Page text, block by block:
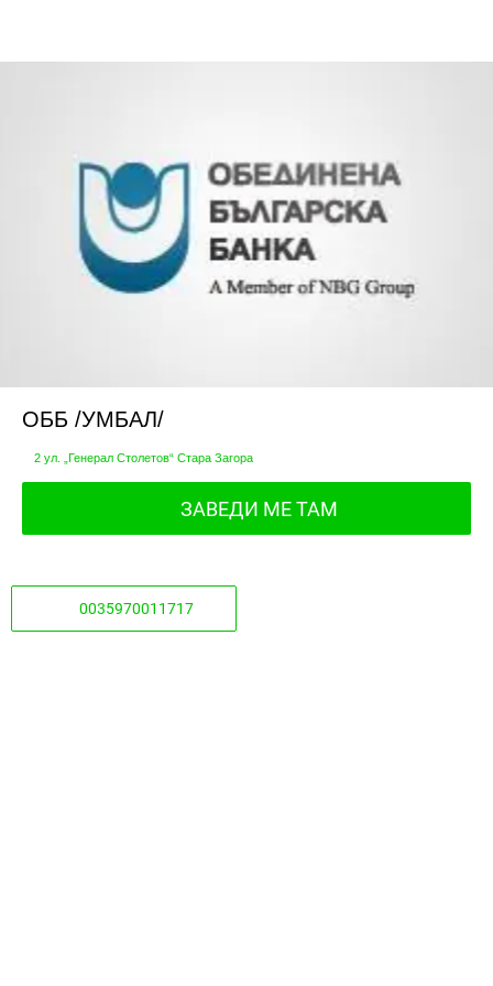
ОББ /УМБАЛ/
2 ул. „Генерал Столетов“ Стара Загора
ЗАВЕДИ МЕ ТАМ
0035970011717